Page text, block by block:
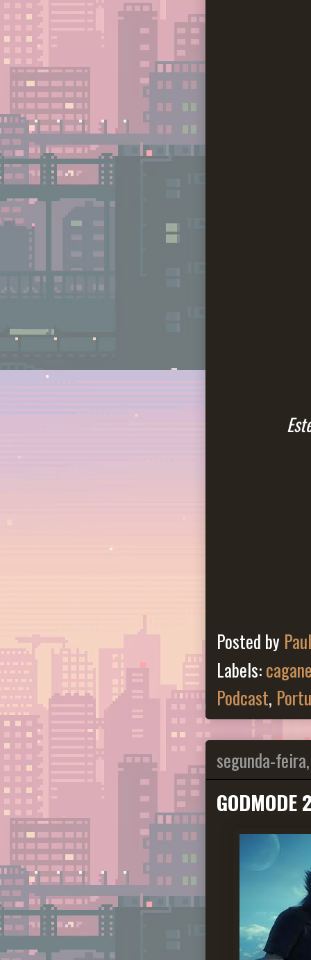
Posted by
Labels:
Podcast,
segunda-